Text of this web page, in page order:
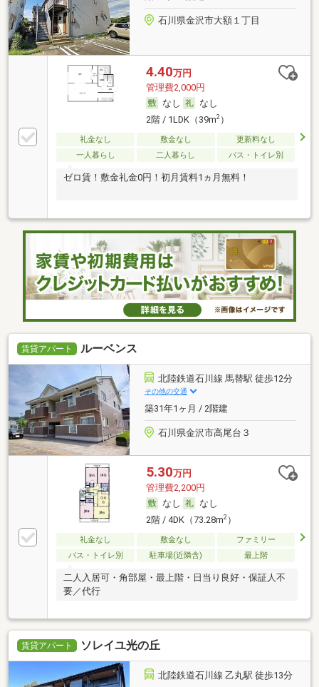
石川県金沢市大額１丁目
4.40万円
管理費2,000円
なし
なし
2階 / 1LDK（39m2）
礼金なし 敷金なし
更新料なし
一人暮らし
二人暮らし バス・トイレ別
ゼロ賃！敷金礼金0円！初月賃料1ヵ月無料！
賃貸アパート ルーベンス
北陸鉄道石川線 馬替駅 徒歩12分
その他の交通
築31年1ヶ月 / 2階建
石川県金沢市高尾台３
5.30万円
管理費2,200円
なし
なし
2階 / 4DK（73.28m2）
礼金なし 敷金なし
ファミリー
バス・トイレ別
駐車場(近隣含) 最上階
二人入居可・角部屋・最上階・日当り良好・保証人不
要／代行
賃貸アパート ソレイユ光の丘
北陸鉄道石川線 乙丸駅 徒歩13分